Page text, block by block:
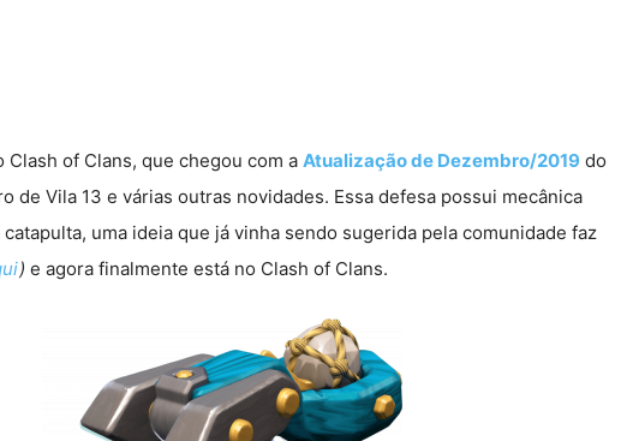
Clash of Clans, que chegou com a Atualização de Dezembro/2019 do
de Vila 13 e várias outras novidades. Essa defesa possui mecânica
uma ideia que já vinha sendo sugerida pela comunidade faz
) e agora finalmente está no Clash of Clans.